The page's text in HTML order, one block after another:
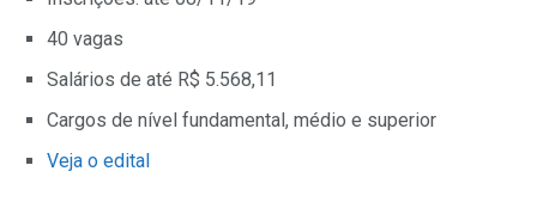
40 vagas
Salários de até R$ 5.568,11
Cargos de nível fundamental, médio e superior
Veja o edital